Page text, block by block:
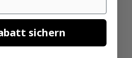
sichern